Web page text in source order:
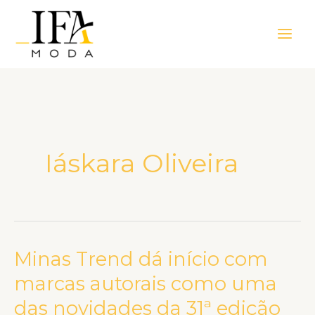
Menu
Iáskara Oliveira
Minas Trend dá início com
marcas autorais como uma
das novidades da 31ª edição
Minas
dá
início